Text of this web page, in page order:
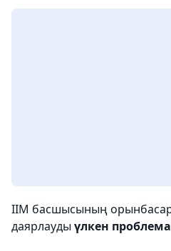
ІІМ басшысының
даярлауды үлкен проблема